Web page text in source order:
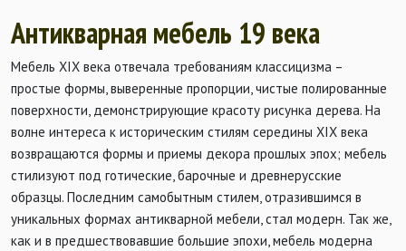
Антикварная мебель 19 века
Мебель XIX века отвечала требованиям классицизма –
простые формы, выверенные пропорции, чистые полированные
поверхности, демонстрирующие красоту рисунка дерева. На
волне интереса к историческим стилям середины XIX века
возвращаются формы и приемы декора прошлых эпох; мебель
стилизуют под готические, барочные и древнерусские
образцы. Последним самобытным стилем, отразившимся в
уникальных формах антикварной мебели, стал модерн. Так же,
как и в предшествовавшие большие эпохи, мебель модерна